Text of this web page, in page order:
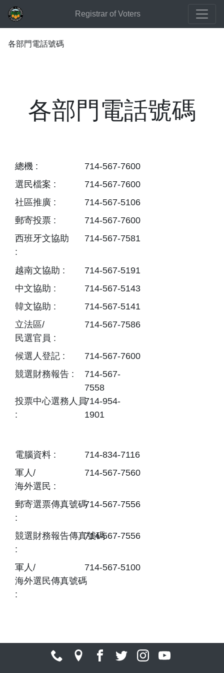
Registrar of Voters
各部門電話號碼
各部門電話號碼
總機 :
714-567-7600
選民檔案 :
714-567-7600
社區推廣 :
714-567-5106
郵寄投票 :
714-567-7600
西班牙文協助
:
714-567-7581
越南文協助 : 714-567-5191
中文協助 :
714-567-5143
韓文協助 :
714-567-5141
立法區/
民選官員 :
714-567-7586
候選人登記 :
714-567-7600
競選財務報告 :
714-567-
7558
投票中心選務人員
:
714-954-
1901
電腦資料 :
714-834-7116
軍人/
海外選民 :
714-567-7560
郵寄選票傳真號碼
:
714-567-7556
競選財務報告傳真號碼
:
714-567-7556
軍人/
海外選民傳真號碼
:
714-567-5100